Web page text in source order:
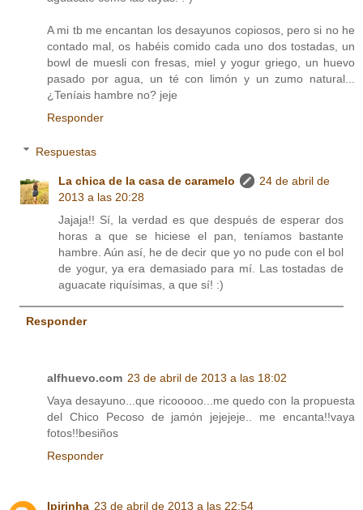
A mi tb me encantan los desayunos copiosos, pero si no he
contado mal, os habéis comido cada uno dos tostadas, un
bowl de muesli con fresas, miel y yogur griego, un huevo
pasado por agua, un té con limón y un zumo natural...
¿Teníais hambre no? jeje
Responder
Respuestas
La chica de la casa de caramelo
24 de abril de
2013 a las 20:28
Jajaja!! Sí, la verdad es que después de esperar dos
horas a que se hiciese el pan, teníamos bastante
hambre. Aún así, he de decir que yo no pude con el bol
de yogur, ya era demasiado para mí. Las tostadas de
aguacate riquísimas, a que sí! :)
Responder
alfhuevo.com 23 de abril de 2013 a las 18:02
Vaya desayuno...que ricooooo...me quedo con la propuesta
del Chico Pecoso de jamón jejejeje.. me encanta!!vaya
fotos!!besiños
Responder
Ipirinha 23 de abril de 2013 a las 22:54